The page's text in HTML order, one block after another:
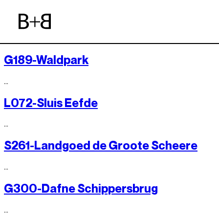
A014-Langedijk bruggen
G189-Waldpark
…
L072-Sluis Eefde
…
S261-Landgoed de Groote Scheere
…
G300-Dafne Schippersbrug
…